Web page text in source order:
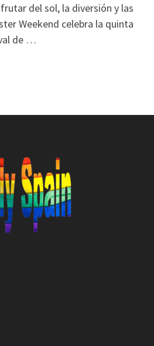
del sol, la diversión y las
Weekend celebra la quinta
de …